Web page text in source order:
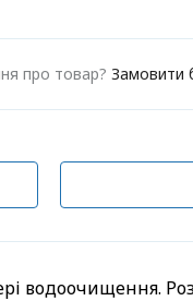
про товар? Замовити
водоочищення.